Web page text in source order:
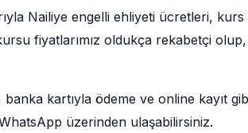
Nailiye engelli ehliyeti ücretleri,
kursu fiyatlarımız oldukça rekabetçi
banka kartıyla ödeme ve online kayıt
üzerinden ulaşabilirsiniz.